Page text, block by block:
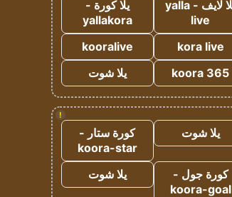
يلا لايف - yalla
live
يلا كورة -
yallakora
kora live
kooralive
koora 365
يلا شوت
!
يلا شوت
كورة ستار -
koora-star
كورة جول -
koora-goal
يلا شوت